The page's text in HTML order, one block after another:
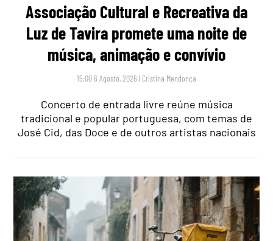
Associação Cultural e Recreativa da
Luz de Tavira promete uma noite de
música, animação e convívio
15:00 6 Agosto, 2026 | Cristina Mendonça
Concerto de entrada livre reúne música
tradicional e popular portuguesa, com temas de
José Cid, das Doce e de outros artistas nacionais